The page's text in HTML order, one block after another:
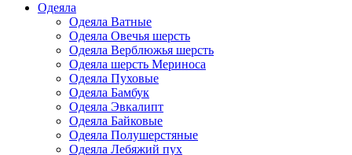
Одеяла
Одеяла Ватные
Одеяла Овечья шерсть
Одеяла Верблюжья шерсть
Одеяла шерсть Мериноса
Одеяла Пуховые
Одеяла Бамбук
Одеяла Эвкалипт
Одеяла Байковые
Одеяла Полушерстяные
Одеяла Лебяжий пух